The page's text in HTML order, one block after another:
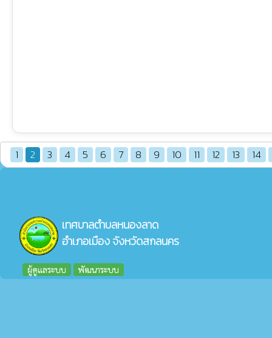
1 2 3 4 5 6 7 8 9 10 11 12 13 14
เทศบาลตำบลหนองลาด
อำเภอเมือง จังหวัดสกลนคร
ผู้ดูแลระบบ พัฒนาระบบ